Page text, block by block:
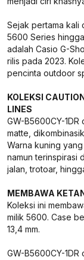
Sejak pertama kali
5600 Series
adalah Casio G-
rilis pada 2023.
pencinta outdoor
KOLEKSI
LINES
GW-B5600CY-
matte,
Warna kuning
namun terinspirasi
jalan, trotoar,
MEMBAWA
Koleksi ini
milik 5600. Case
13,4 mm.
GW-B5600CY-